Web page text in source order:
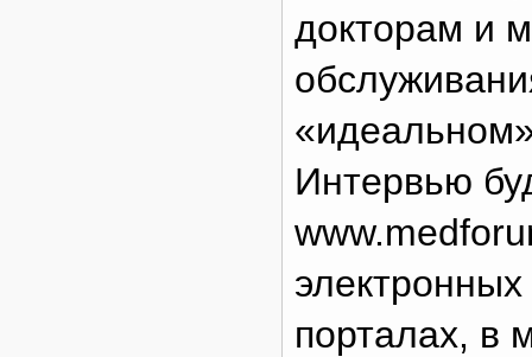
докторам и
Интервью
порталах, в